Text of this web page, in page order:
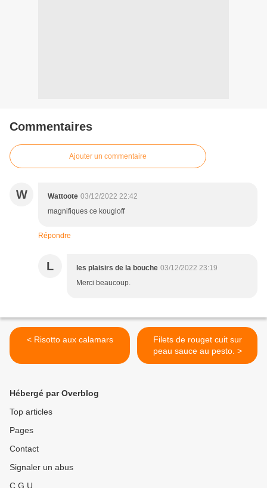
Commentaires
Ajouter un commentaire
W Wattoote 03/12/2022 22:42
magnifiques ce kougloff
Répondre
L les plaisirs de la bouche 03/12/2022 23:19
Merci beaucoup.
< Risotto aux calamars
Filets de rouget cuit sur
peau sauce au pesto. >
Hébergé par Overblog
Top articles
Pages
Contact
Signaler un abus
C.G.U.